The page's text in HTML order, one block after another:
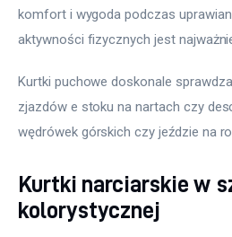
komfort i wygoda podczas
aktywności fizycznych jest
Kurtki puchowe doskonale
zjazdów e stoku na nartach czy
wędrówek górskich czy jeździe na
Kurtki narciarskie w
kolorystycznej